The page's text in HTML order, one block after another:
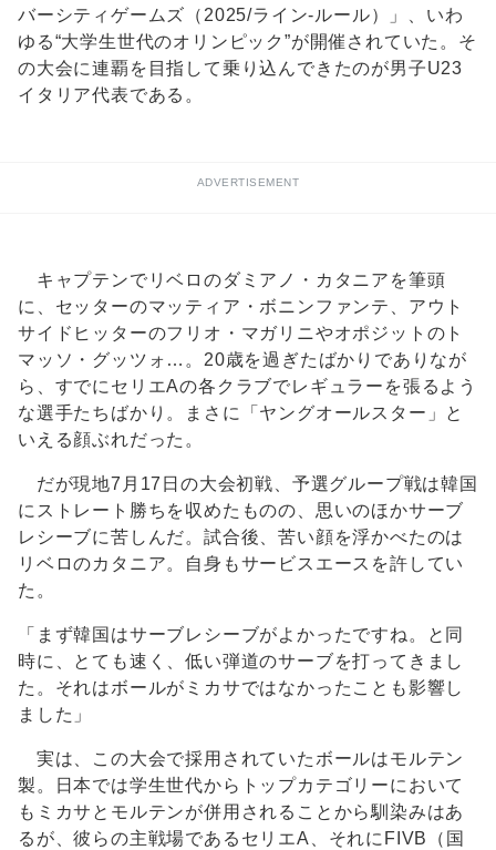
バーシティゲームズ（2025/ライン-ルール）」、いわ
ゆる“大学生世代のオリンピック”が開催されていた。そ
の大会に連覇を目指して乗り込んできたのが男子U23
イタリア代表である。
ADVERTISEMENT
キャプテンでリベロのダミアノ・カタニアを筆頭
に、セッターのマッティア・ボニンファンテ、アウト
サイドヒッターのフリオ・マガリニやオポジットのト
マッソ・グッツォ…。20歳を過ぎたばかりでありなが
ら、すでにセリエAの各クラブでレギュラーを張るよう
な選手たちばかり。まさに「ヤングオールスター」と
いえる顔ぶれだった。
だが現地7月17日の大会初戦、予選グループ戦は韓国
にストレート勝ちを収めたものの、思いのほかサーブ
レシーブに苦しんだ。試合後、苦い顔を浮かべたのは
リベロのカタニア。自身もサービスエースを許してい
た。
「まず韓国はサーブレシーブがよかったですね。と同
時に、とても速く、低い弾道のサーブを打ってきまし
た。それはボールがミカサではなかったことも影響し
ました」
実は、この大会で採用されていたボールはモルテン
製。日本では学生世代からトップカテゴリーにおいて
もミカサとモルテンが併用されることから馴染みはあ
るが、彼らの主戦場であるセリエA、それにFIVB（国